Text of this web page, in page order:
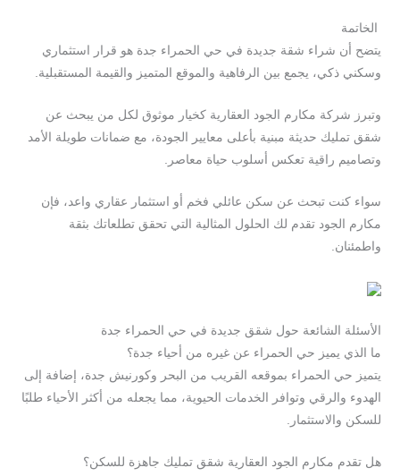
الخاتمة
يتضح أن شراء شقة جديدة في حي الحمراء جدة هو قرار استثماري
وسكني ذكي، يجمع بين الرفاهية والموقع المتميز والقيمة المستقبلية.
وتبرز شركة مكارم الجود العقارية كخيار موثوق لكل من يبحث عن
شقق تمليك حديثة مبنية بأعلى معايير الجودة، مع ضمانات طويلة الأمد
وتصاميم راقية تعكس أسلوب حياة معاصر.
سواء كنت تبحث عن سكن عائلي فخم أو استثمار عقاري واعد، فإن
مكارم الجود تقدم لك الحلول المثالية التي تحقق تطلعاتك بثقة
واطمئنان.
الأسئلة الشائعة حول شقق جديدة في حي الحمراء جدة
ما الذي يميز حي الحمراء عن غيره من أحياء جدة؟
يتميز حي الحمراء بموقعه القريب من البحر وكورنيش جدة، إضافة إلى
الهدوء والرقي وتوافر الخدمات الحيوية، مما يجعله من أكثر الأحياء طلبًا
للسكن والاستثمار.
هل تقدم مكارم الجود العقارية شقق تمليك جاهزة للسكن؟